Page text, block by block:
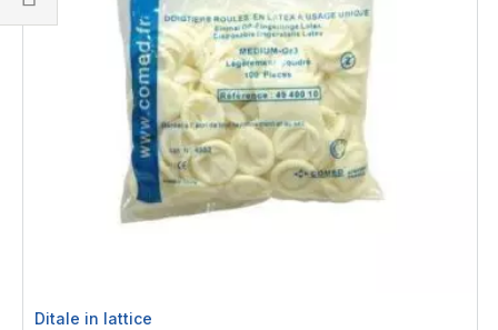
Ditale in lattice
Naviga